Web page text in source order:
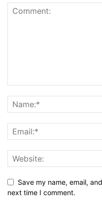
Save my name, email,
next time I comment.